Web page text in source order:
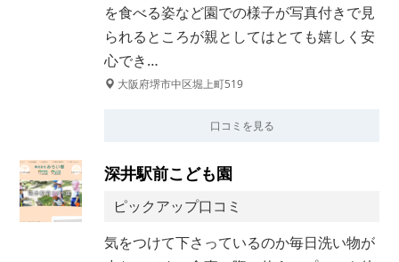
を食べる姿など園での様子が写真付きで見
られるところが親としてはとても嬉しく安
心でき…
大阪府堺市中区堀上町519
口コミを見る
深井駅前こども園
ピックアップ口コミ
気をつけて下さっているのか毎日洗い物が